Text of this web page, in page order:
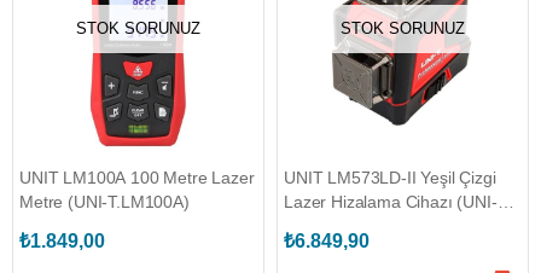
STOK SORUNUZ
UNIT LM100A 100 Metre Lazer
Metre (UNI-T.LM100A)
₺1.849,00
STOK SORUNUZ
UNIT LM573LD-II Yeşil Çizgi
Lazer Hizalama Cihazı (UNI-
₺6.849,90